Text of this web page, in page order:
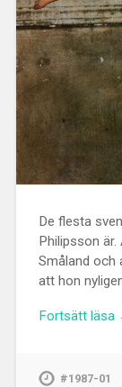
De flesta
Philipsson
Småland och
att hon
Fortsätt läsa
#1987-01